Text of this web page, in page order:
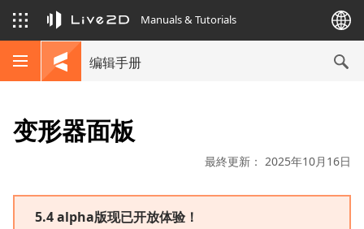
Manuals & Tutorials
编辑手册
变形器面板
最終更新： 2025年10月16日
5.4 alpha版现已开放体验！